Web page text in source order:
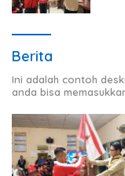
Berita
Ini adalah contoh
anda bisa